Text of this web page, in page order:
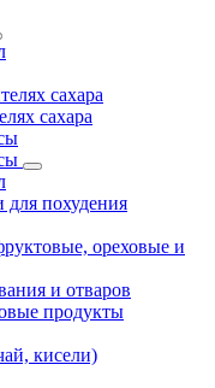
сахара
сахара
похудения
ореховые и
и отваров
продукты
кисели)